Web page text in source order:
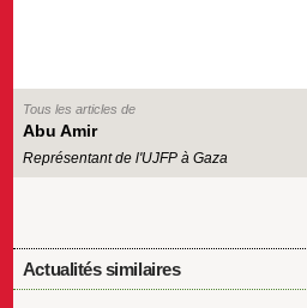
Tous les articles de
Abu Amir
Représentant de l'UJFP à Gaza
Actualités similaires